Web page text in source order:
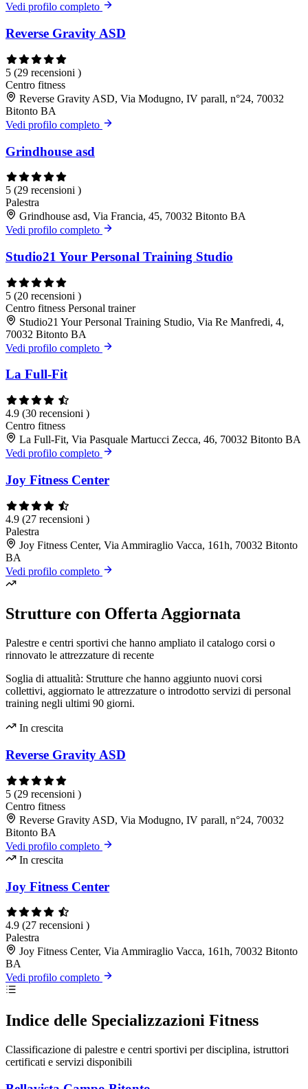
Vedi profilo completo
Reverse Gravity ASD
5 (29 recensioni )
Centro fitness
Reverse Gravity ASD, Via Modugno, IV parall, n°24, 70032
Bitonto BA
Vedi profilo completo
Grindhouse asd
5 (29 recensioni )
Palestra
Grindhouse asd, Via Francia, 45, 70032 Bitonto BA
Vedi profilo completo
Studio21 Your Personal Training Studio
5 (20 recensioni )
Centro fitness Personal trainer
Studio21 Your Personal Training Studio, Via Re Manfredi, 4,
70032 Bitonto BA
Vedi profilo completo
La Full-Fit
4.9 (30 recensioni )
Centro fitness
La Full-Fit, Via Pasquale Martucci Zecca, 46, 70032 Bitonto BA
Vedi profilo completo
Joy Fitness Center
4.9 (27 recensioni )
Palestra
Joy Fitness Center, Via Ammiraglio Vacca, 161h, 70032 Bitonto
BA
Vedi profilo completo
Strutture con Offerta Aggiornata
Palestre e centri sportivi che hanno ampliato il catalogo corsi o
rinnovato le attrezzature di recente
Soglia di attualità: Strutture che hanno aggiunto nuovi corsi
collettivi, aggiornato le attrezzature o introdotto servizi di personal
training negli ultimi 90 giorni.
In crescita
Reverse Gravity ASD
5 (29 recensioni )
Centro fitness
Reverse Gravity ASD, Via Modugno, IV parall, n°24, 70032
Bitonto BA
Vedi profilo completo
In crescita
Joy Fitness Center
4.9 (27 recensioni )
Palestra
Joy Fitness Center, Via Ammiraglio Vacca, 161h, 70032 Bitonto
BA
Vedi profilo completo
Indice delle Specializzazioni Fitness
Classificazione di palestre e centri sportivi per disciplina, istruttori
certificati e servizi disponibili